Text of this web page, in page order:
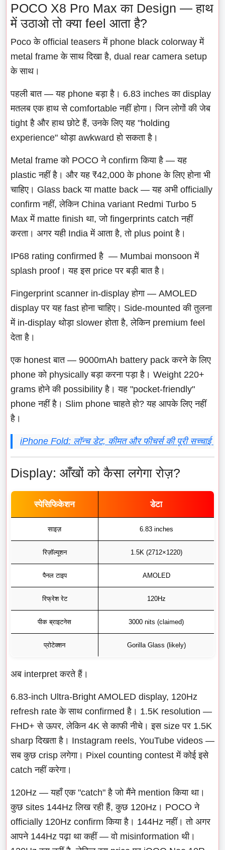
POCO X8 Pro Max का Design — हाथ
में उठाओ तो क्या feel आता है?
Poco के official teasers में phone black colorway में
metal frame के साथ दिखा है, dual rear camera setup
के साथ।
पहली बात — यह phone बड़ा है। 6.83 inches का display
मतलब एक हाथ से comfortable नहीं होगा। जिन लोगों की जेब
tight है और हाथ छोटे हैं, उनके लिए यह "holding
experience" थोड़ा awkward हो सकता है।
Metal frame को POCO ने confirm किया है — यह
plastic नहीं है। और यह ₹42,000 के phone के लिए होना भी
चाहिए। Glass back या matte back — यह अभी officially
confirm नहीं, लेकिन China variant Redmi Turbo 5
Max में matte finish था, जो fingerprints catch नहीं
करता। अगर यही India में आता है, तो plus point है।
IP68 rating confirmed है — Mumbai monsoon में
splash proof। यह इस price पर बड़ी बात है।
Fingerprint scanner in-display होगा — AMOLED
display पर यह fast होना चाहिए। Side-mounted की तुलना
में in-display थोड़ा slower होता है, लेकिन premium feel
देता है।
एक honest बात — 9000mAh battery pack करने के लिए
phone को physically बड़ा करना पड़ा है। Weight 220+
grams होने की possibility है। यह "pocket-friendly"
phone नहीं है। Slim phone चाहते हो? यह आपके लिए नहीं
है।
iPhone Fold: लॉन्च डेट, कीमत और फीचर्स की पूरी सच्चाई
Display: आँखों को कैसा लगेगा रोज़?
स्पेसिफिकेशन डेटा
साइज़ 6.83 inches
रिज़ॉल्यूशन 1.5K (2712×1220)
पैनल टाइप AMOLED
रिफ्रेश रेट 120Hz
पीक ब्राइटनेस 3000 nits (claimed)
प्रोटेक्शन Gorilla Glass (likely)
अब interpret करते हैं।
6.83-inch Ultra-Bright AMOLED display, 120Hz
refresh rate के साथ confirmed है। 1.5K resolution —
FHD+ से ऊपर, लेकिन 4K से काफी नीचे। इस size पर 1.5K
sharp दिखता है। Instagram reels, YouTube videos —
सब कुछ crisp लगेगा। Pixel counting contest में कोई इसे
catch नहीं करेगा।
120Hz — यहाँ एक "catch" है जो मैंने mention किया था।
कुछ sites 144Hz लिख रही हैं, कुछ 120Hz। POCO ने
officially 120Hz confirm किया है। 144Hz नहीं। तो अगर
आपने 144Hz पढ़ा था कहीं — वो misinformation थी।